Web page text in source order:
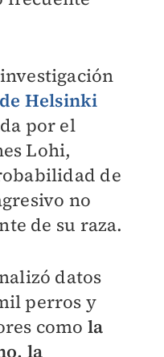
Helsinki
por el
Lohi,
de
no
de su raza.
datos
perros y
como la
la